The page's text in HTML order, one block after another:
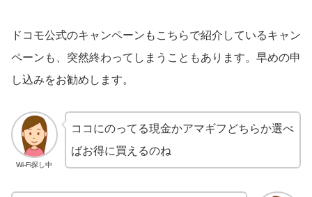
ドコモ公式のキャンペーンもこちらで紹介しているキャン
ペーンも、突然終わってしまうこともあります。早めの申
し込みをお勧めします。
Wi-Fi探し中
ココにのってる現金かアマギフどちらか選べ
ばお得に買えるのね